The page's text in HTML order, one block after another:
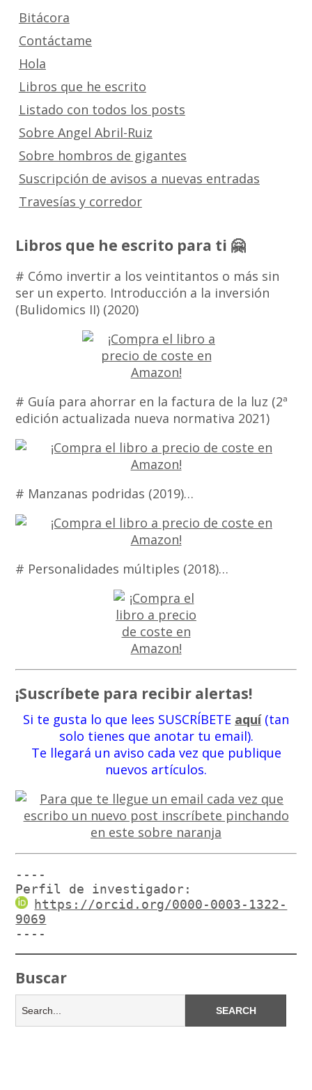
Bitácora
Contáctame
Hola
Libros que he escrito
Listado con todos los posts
Sobre Angel Abril-Ruiz
Sobre hombros de gigantes
Suscripción de avisos a nuevas entradas
Travesías y corredor
Libros que he escrito para ti 🤗
# Cómo invertir a los veintitantos o más sin
ser un experto. Introducción a la inversión
(Bulidomics II) (2020)
# Guía para ahorrar en la factura de la luz (2ª
edición actualizada nueva normativa 2021)
# Manzanas podridas (2019)…
# Personalidades múltiples (2018)…
¡Suscríbete para recibir alertas!
Si te gusta lo que lees SUSCRÍBETE aquí(tan
solo tienes que anotar tu email).
Te llegará un aviso cada vez que publique
nuevos artículos.
----
Perfil de investigador:
https://orcid.org/0000-0003-1322-
9069
----
Buscar